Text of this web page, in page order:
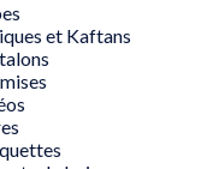
et Kaftans